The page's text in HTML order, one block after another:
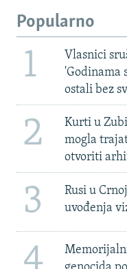
Popularno
1
Vlasnici
'Godinama
ostali bez
2
Kurti u
mogla
otvoriti
3
Rusi u
uvođenja